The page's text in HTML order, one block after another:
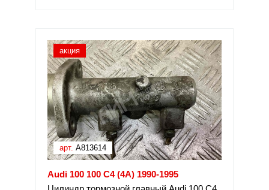
акция
арт. A813614
Audi 100 100 C4 (4A) 1990-1995